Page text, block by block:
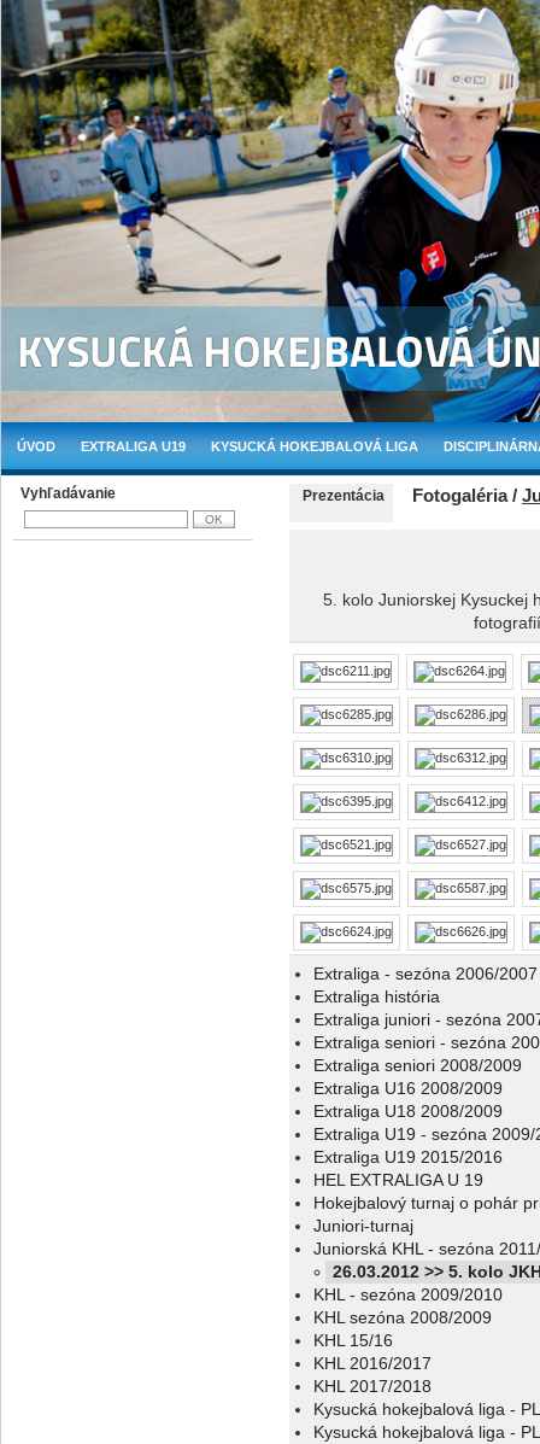
ÚVOD EXTRALIGA U19 KYSUCKÁ HOKEJBALOVÁ LIGA
Vyhľadávanie Prezentácia Fotogaléria /
5. kolo Juniorskej Kysuckej
Extraliga - sezóna 2006/2007
Extraliga história
Extraliga juniori - sezóna
Extraliga seniori - sezóna
Extraliga seniori 2008/2009
Extraliga U16 2008/2009
Extraliga U18 2008/2009
Extraliga U19 - sezóna 2009/
Extraliga U19 2015/2016
HEL EXTRALIGA U 19
Hokejbalový turnaj o pohár
Juniori-turnaj
Juniorská KHL - sezóna
26.03.2012 >> 5. kolo
KHL - sezóna 2009/2010
KHL sezóna 2008/2009
KHL 15/16
KHL 2016/2017
KHL 2017/2018
Kysucká hokejbalová liga -
Kysucká hokejbalová liga -